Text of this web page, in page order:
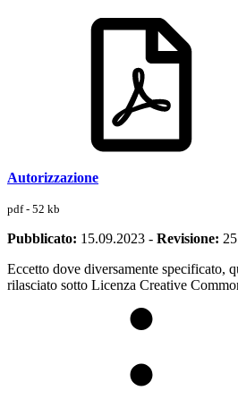
Autorizzazione
pdf - 52 kb
Pubblicato: 15.09.2023 - Revisione:
Eccetto dove diversamente specificato,
rilasciato sotto Licenza Creative